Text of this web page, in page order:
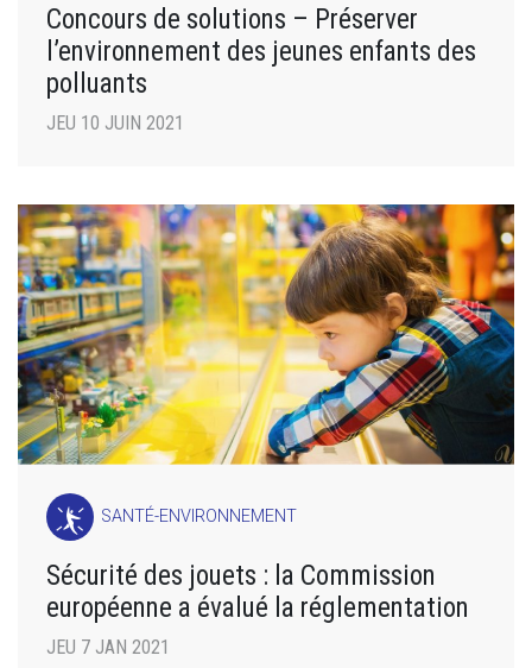
Concours de solutions – Préserver
l’environnement des jeunes enfants des
polluants
JEU 10 JUIN 2021
SANTÉ-ENVIRONNEMENT
Sécurité des jouets : la Commission
européenne a évalué la réglementation
JEU 7 JAN 2021